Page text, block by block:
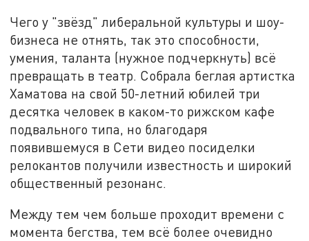
Чего у "звёзд" либеральной культуры и шоу-
бизнеса не отнять, так это способности,
умения, таланта (нужное подчеркнуть) всё
превращать в театр. Собрала беглая артистка
Хаматова на свой 50-летний юбилей три
десятка человек в каком-то рижском кафе
подвального типа, но благодаря
появившемуся в Сети видео посиделки
релокантов получили известность и широкий
общественный резонанс.
Между тем чем больше проходит времени с
момента бегства, тем всё более очевидно